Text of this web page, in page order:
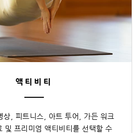
액티비티
상, 피트니스, 아트 투어, 가든 워크
및 프리미엄 액티비티를 선택할 수